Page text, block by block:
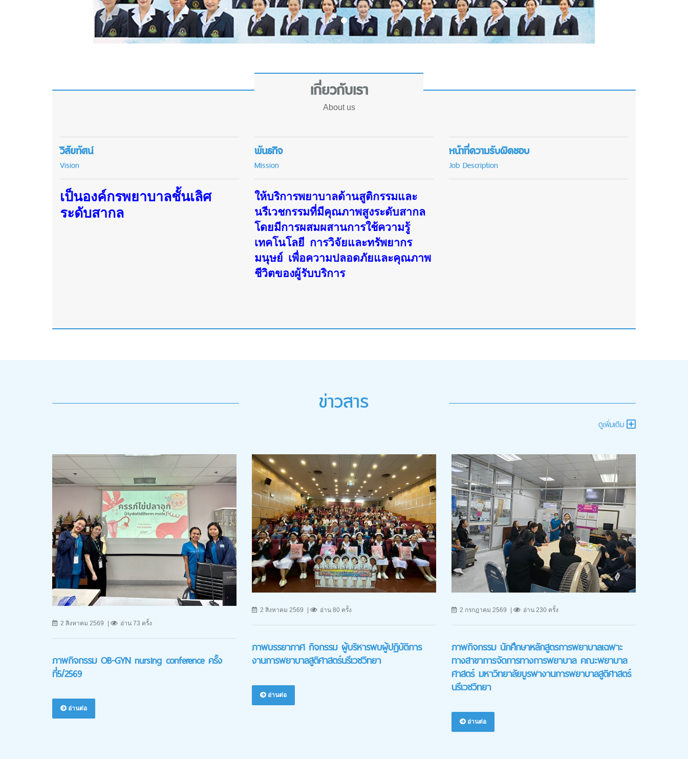
เกี่ยวกับเรา
About us
วิสัยทัศน์
Vision
เป็นองค์กรพยาบาลชั้นเลิศ
ระดับสากล
พันธกิจ
Mission
ให้บริการพยาบาลด้านสูติกรรมและ
นรีเวชกรรมที่มีคุณภาพสูงระดับสากล
โดยมีการผสมผสานการใช้ความรู้
เทคโนโลยี การวิจัยและทรัพยากร
มนุษย์ เพื่อความปลอดภัยและคุณภาพ
ชีวิตของผู้รับบริการ
หน้าที่ความรับผิดชอบ
Job Description
ข่าวสาร
ดูเพิ่มเติม
2 สิงหาคม 2569 อ่าน 73 ครั้ง
ภาพกิจกรรม OB-GYN nursing conference ครั้ง
ที่5/2569
อ่านต่อ
2 สิงหาคม 2569 อ่าน 80 ครั้ง
ภาพบรรยากาศ กิจกรรม ผู้บริหารพบผู้ปฏิบัติการ
งานการพยาบาลสูติศาสตร์นรีเวชวิทยา
อ่านต่อ
2 กรกฎาคม 2569 อ่าน 230 ครั้ง
ภาพกิจกรรม นักศึกษาหลักสูตรการพยาบาลเฉพาะ
ทางสาขาการจัดการทางการพยาบาล คณะพยาบาล
ศาสตร์ มหาวิทยาลัยบูรพางานการพยาบาลสูติศาสตร์
นรีเวชวิทยา
อ่านต่อ